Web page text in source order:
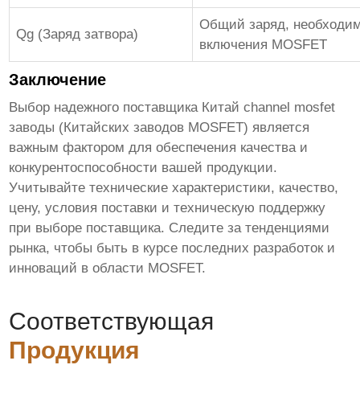
Qg (Заряд затвора)
Общий заряд,
включения MOSFET
Заключение
Выбор надежного поставщика Китай channel mosfet
заводы (Китайских заводов MOSFET) является
важным фактором для обеспечения качества и
конкурентоспособности вашей продукции.
Учитывайте технические характеристики, качество,
цену, условия поставки и техническую поддержку
при выборе поставщика. Следите за тенденциями
рынка, чтобы быть в курсе последних разработок и
инноваций в области MOSFET.
Соответствующая
Продукция